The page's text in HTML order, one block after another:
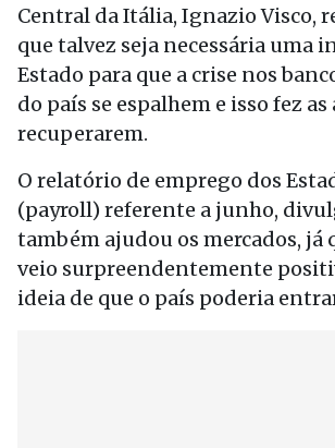
Central da Itália, Ignazio Visco,
que talvez seja necessária uma
Estado para que a crise nos
do país se espalhem e isso fez as
recuperarem.
O relatório de emprego dos
(payroll) referente a junho,
também ajudou os mercados, já
veio surpreendentemente
ideia de que o país poderia